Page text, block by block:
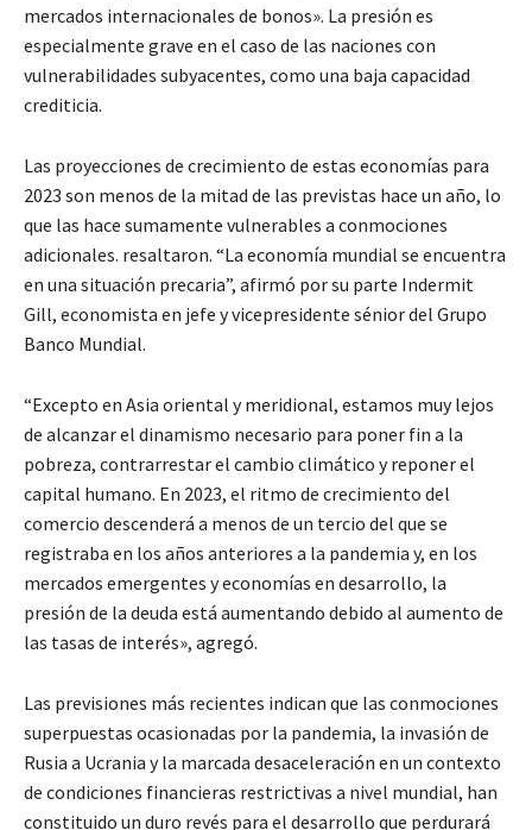
mercados internacionales de bonos». La presión es
especialmente grave en el caso de las naciones con
vulnerabilidades subyacentes, como una baja capacidad
crediticia.
Las proyecciones de crecimiento de estas economías para
2023 son menos de la mitad de las previstas hace un año, lo
que las hace sumamente vulnerables a conmociones
adicionales. resaltaron. “La economía mundial se encuentra
en una situación precaria”, afirmó por su parte Indermit
Gill, economista en jefe y vicepresidente sénior del Grupo
Banco Mundial.
“Excepto en Asia oriental y meridional, estamos muy lejos
de alcanzar el dinamismo necesario para poner fin a la
pobreza, contrarrestar el cambio climático y reponer el
capital humano. En 2023, el ritmo de crecimiento del
comercio descenderá a menos de un tercio del que se
registraba en los años anteriores a la pandemia y, en los
mercados emergentes y economías en desarrollo, la
presión de la deuda está aumentando debido al aumento de
las tasas de interés», agregó.
Las previsiones más recientes indican que las conmociones
superpuestas ocasionadas por la pandemia, la invasión de
Rusia a Ucrania y la marcada desaceleración en un contexto
de condiciones financieras restrictivas a nivel mundial, han
constituido un duro revés para el desarrollo que perdurará